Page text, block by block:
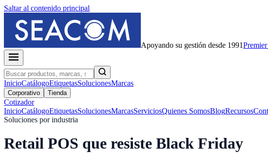
Saltar al contenido principal
Apoyando su gestión desde 1991Premier
InicioCatálogoEtiquetasSolucionesMarcas
Corporativo Tienda
Cotizador
InicioCatálogoEtiquetasSolucionesMarcasServiciosQuienes SomosBlogRecursos
Soluciones por industria
Retail POS que resiste Black Friday